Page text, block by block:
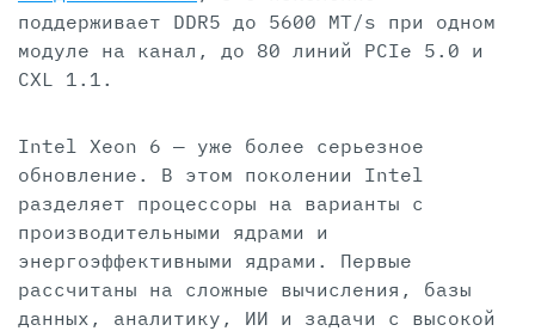
поддерживает DDR5 до 5600 MT/s при одном
модуле на канал, до 80 линий PCIe 5.0 и
CXL 1.1.
Intel Xeon 6 — уже более серьезное
обновление. В этом поколении Intel
разделяет процессоры на варианты с
производительными ядрами и
энергоэффективными ядрами. Первые
рассчитаны на сложные вычисления, базы
данных, аналитику, ИИ и задачи с высокой